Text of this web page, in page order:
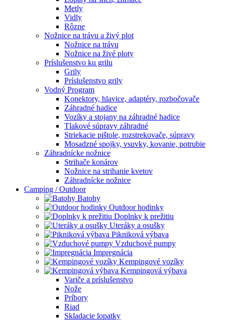
Metly
Vidly
Rôzne
Nožnice na trávu a živý plot
Nožnice na trávu
Nožnice na živé ploty
Príslušenstvo ku grilu
Grily
Príslušenstvo grily
Vodný Program
Konektory, hlavice, adaptéry, rozbočovače
Záhradné hadice
Vozíky a stojany na záhradné hadice
Tlakové súpravy záhradné
Striekacie pištole, rozstrekovače, súpravy
Mosadzné spojky, vsuvky, kovanie, potrubie
Záhradnícke nožnice
Strihače konárov
Nožnice na strihanie kvetov
Záhradnícke nožnice
Camping / Outdoor
Batohy
Outdoor hodinky
Doplnky k prežitiu
Uteráky a osušky
Pikniková výbava
Vzduchové pumpy
Impregnácia
Kempingové vozíky
Kempingová výbava
Variče a príslušenstvo
Nože
Príbory
Riad
Skladacie lopatky